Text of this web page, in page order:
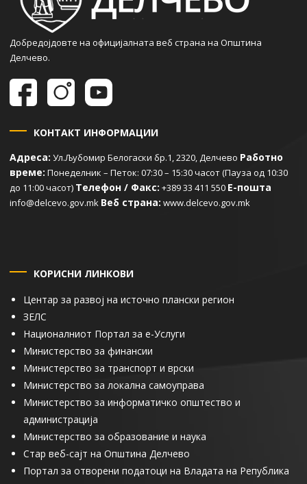
Добредојдовте на официјалната веб страна на Општина
Делчево.
КОНТАКТ ИНФОРМАЦИИ
Адреса: Ул.Љубомир Белогаски бр.1, 2320, Делчево Работно
време: Понеделник – Петок: 07:30 – 15:30 часот (Пауза од 10:30
до 11:00 часот) Телефон / Факс: +389 33 411 550 Е-пошта
info@delcevo.gov.mk Веб страна: www.delcevo.gov.mk
КОРИСНИ ЛИНКОВИ
Центар за развој на источно плански регион
ЗЕЛС
Националниот Портал за е-Услуги
Министерство за финансии
Министерство за транспорт и врски
Министерство за локална самоуправа
Министерство за информатичко општество и
администрација
Министерство за образование и наука
Стар веб-сајт на Општина Делчево
Портал за отворени податоци на Владата на Република